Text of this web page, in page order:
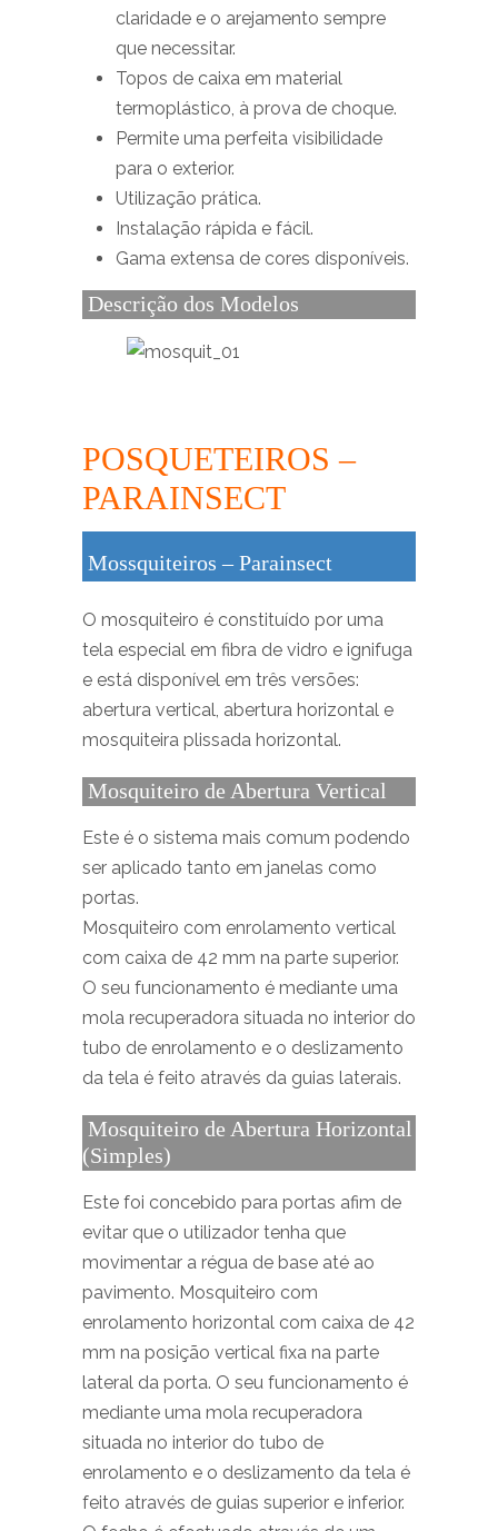
claridade e o arejamento sempre
que necessitar.
Topos de caixa em material
termoplástico, à prova de choque.
Permite uma perfeita visibilidade
para o exterior.
Utilização prática.
Instalação rápida e fácil.
Gama extensa de cores disponíveis.
Descrição dos Modelos
POSQUETEIROS –
PARAINSECT
Mossquiteiros – Parainsect
O mosquiteiro é constituído por uma
tela especial em fibra de vidro e ignifuga
e está disponível em três versões:
abertura vertical, abertura horizontal e
mosquiteira plissada horizontal.
Mosquiteiro de Abertura Vertical
Este é o sistema mais comum podendo
ser aplicado tanto em janelas como
portas.
Mosquiteiro com enrolamento vertical
com caixa de 42 mm na parte superior.
O seu funcionamento é mediante uma
mola recuperadora situada no interior do
tubo de enrolamento e o deslizamento
da tela é feito através da guias laterais.
Mosquiteiro de Abertura Horizontal
(Simples)
Este foi concebido para portas afim de
evitar que o utilizador tenha que
movimentar a régua de base até ao
pavimento. Mosquiteiro com
enrolamento horizontal com caixa de 42
mm na posição vertical fixa na parte
lateral da porta. O seu funcionamento é
mediante uma mola recuperadora
situada no interior do tubo de
enrolamento e o deslizamento da tela é
feito através de guias superior e inferior.